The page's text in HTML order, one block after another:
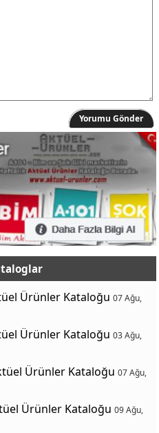
Yorumu Gönder
Ürünler Kataloğu 07 Ağu,
Ürünler Kataloğu 03 Ağu,
Ürünler Kataloğu 07 Ağu,
Ürünler Kataloğu 09 Ağu,